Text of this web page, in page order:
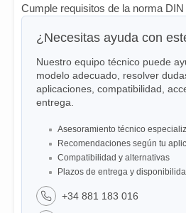
Cumple requisitos de la norma
¿Necesitas ayuda con
Nuestro equipo técnico puede
modelo adecuado, resolver
aplicaciones, compatibilidad,
entrega.
Asesoramiento técnico
Recomendaciones según tu
Compatibilidad y alternativas
Plazos de entrega y
+34 881 183 016